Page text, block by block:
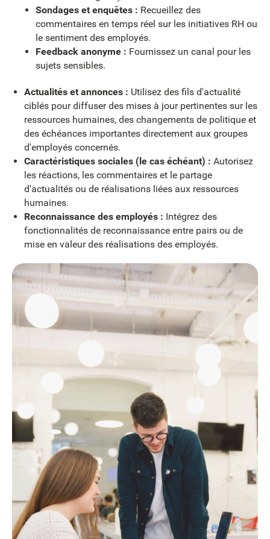
Sondages et enquêtes : Recueillez des
commentaires en temps réel sur les initiatives RH ou
le sentiment des employés.
Feedback anonyme : Fournissez un canal pour les
sujets sensibles.
Actualités et annonces : Utilisez des fils d'actualité
ciblés pour diffuser des mises à jour pertinentes sur les
ressources humaines, des changements de politique et
des échéances importantes directement aux groupes
d'employés concernés.
Caractéristiques sociales (le cas échéant) : Autorisez
les réactions, les commentaires et le partage
d'actualités ou de réalisations liées aux ressources
humaines.
Reconnaissance des employés : Intégrez des
fonctionnalités de reconnaissance entre pairs ou de
mise en valeur des réalisations des employés.